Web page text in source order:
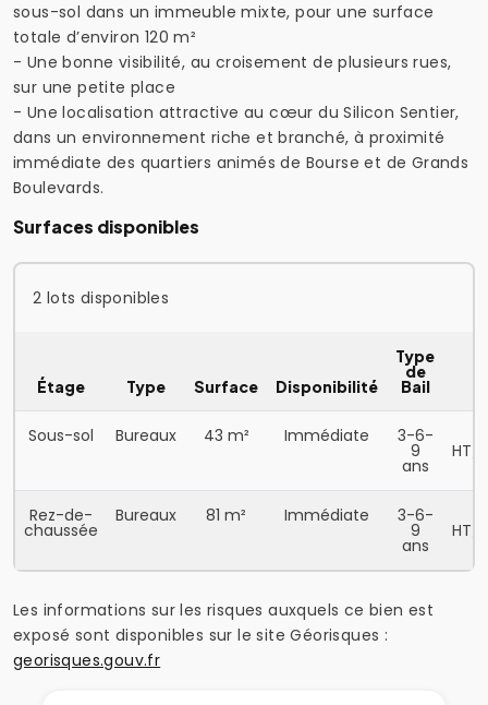
sous-sol dans un immeuble mixte, pour une surface
totale d’environ 120 m²
- Une bonne visibilité, au croisement de plusieurs rues,
sur une petite place
- Une localisation attractive au cœur du Silicon Sentier,
dans un environnement riche et branché, à proximité
immédiate des quartiers animés de Bourse et de Grands
Boulevards.
Surfaces disponibles
2 lots disponibles
Étage Type Surface Disponibilité
Type
de
Bail
Sous-sol Bureaux 43 m² Immédiate 3-6-
9
ans
HT/
Rez-de-
chaussée
Bureaux 81 m² Immédiate 3-6-
9
ans
HT/
Les informations sur les risques auxquels ce bien est
exposé sont disponibles sur le site Géorisques :
georisques.gouv.fr